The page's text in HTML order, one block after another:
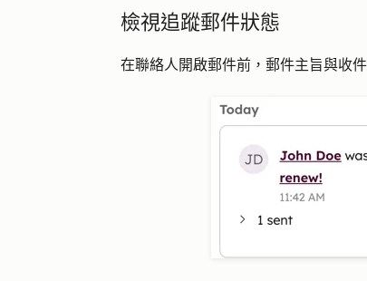
檢視追蹤郵件狀態
在聯絡人開啟郵件前，郵件主旨與收